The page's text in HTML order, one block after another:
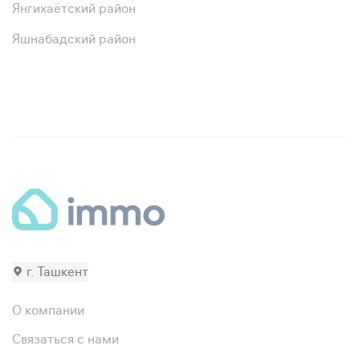
Янгихаётский район
Яшнабадский район
г. Ташкент
О компании
Связаться с нами